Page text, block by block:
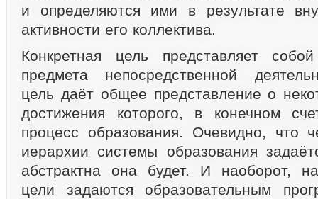
и определяются ими в результате
активности его коллектива.
Конкретная цель представляет
предмета непосредственной
цель даёт общее представление о
достижения которого, в конечном
процесс образования. Очевидно, что
иерархии системы образования
абстрактна она будет. И наоборот,
цели задаются образовательным